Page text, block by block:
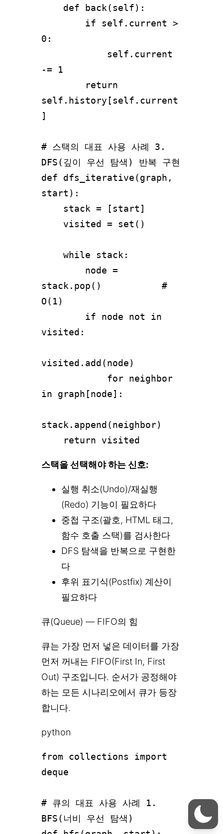
0:
-= 1
self.history[self.current
]
# 스택의 대표 사용 사례 3.
DFS(깊이 우선 탐색) 반복 구현
def dfs_iterative(graph,
start):
stack.pop()           #
O(1)
visited:
visited.add(node)
in graph[node]:
stack.append(neighbor)
    return visited
스택을 선택해야 하는 신호:
실행 취소(Undo)/재실행
(Redo) 기능이 필요하다
중첩 구조(괄호, HTML 태그,
함수 호출 스택)를 검사한다
DFS 탐색을 반복으로 구현한
다
후위 표기식(Postfix) 계산이
필요하다
큐(Queue) — FIFO의 힘
큐는 가장 먼저 넣은 데이터를 가장
먼저 꺼내는 FIFO(First In, First
Out) 구조입니다. 순서가 공정해야
하는 모든 시나리오에서 큐가 등장
합니다.
python
from collections import
deque
# 큐의 대표 사용 사례 1.
BFS(너비 우선 탐색)